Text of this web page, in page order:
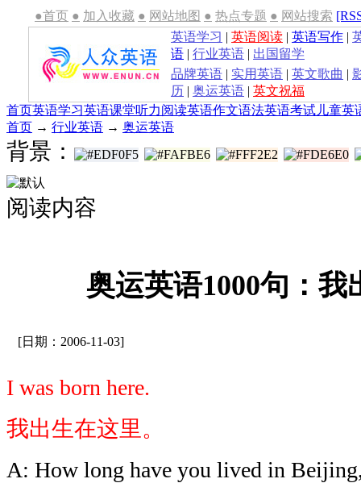
●首页 ● 加入收藏 ● 网站地图 ● 热点专题 ● 网站搜索
英语学习 | 英语阅读 | 英语写作 |
语 | 行业英语 | 出国留学
品牌英语 | 实用英语 | 英文歌曲 |
历 | 奥运英语 | 英文祝福
首页英语学习英语课堂听力阅读英语作文语法英语考试 儿童英
首页 → 行业英语 → 奥运英语
背景：
阅读内容
奥运英语1000句：我
[日期：2006-11-03]
I was born here.
我出生在这里。
A: How long have you lived in